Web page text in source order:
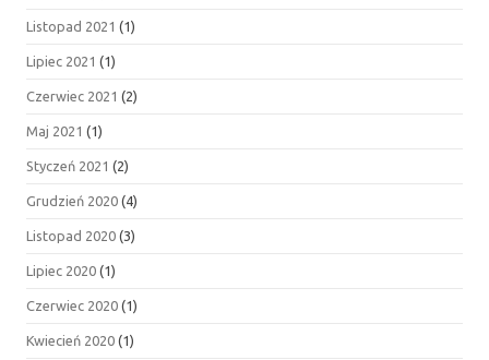
Listopad 2021 (1)
Lipiec 2021 (1)
Czerwiec 2021 (2)
Maj 2021 (1)
Styczeń 2021 (2)
Grudzień 2020 (4)
Listopad 2020 (3)
Lipiec 2020 (1)
Czerwiec 2020 (1)
Kwiecień 2020 (1)